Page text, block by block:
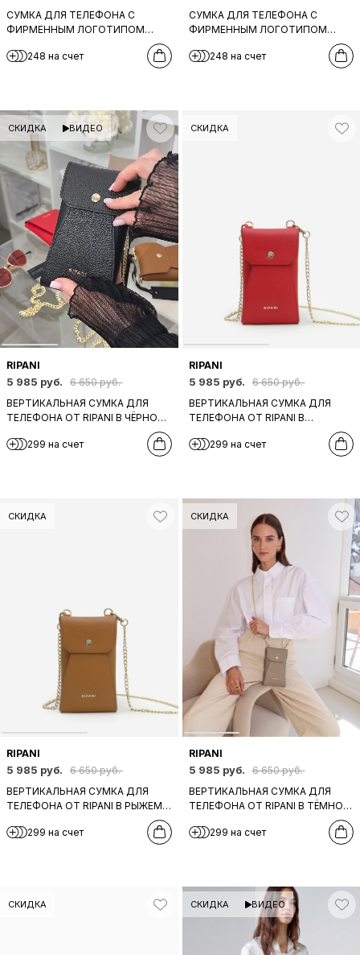
СУМКА ДЛЯ ТЕЛЕФОНА C
ФИРМЕННЫМ ЛОГОТИПОМ
FOLLE ИЗ НАТУРАЛЬНОЙ КОЖИ
ЦВЕТА МАРМО
248 на счет
СУМКА ДЛЯ ТЕЛЕФОНА C
ФИРМЕННЫМ ЛОГОТИПОМ
FOLLE ИЗ НАТУРАЛЬНОЙ КОЖИ
БЕЖЕВОГО ЦВЕТА
248 на счет
СКИДКА ВИДЕО
RIPANI
5 985 руб.
6 650 руб.
ВЕРТИКАЛЬНАЯ СУМКА ДЛЯ
ТЕЛЕФОНА ОТ RIPANI В ЧЁРНОМ
299 на счет
СКИДКА
RIPANI
5 985 руб.
6 650 руб.
ВЕРТИКАЛЬНАЯ СУМКА ДЛЯ
ТЕЛЕФОНА ОТ RIPANI В
299 на счет
СКИДКА
RIPANI
5 985 руб.
6 650 руб.
ВЕРТИКАЛЬНАЯ СУМКА ДЛЯ
ТЕЛЕФОНА ОТ RIPANI В РЫЖЕМ
299 на счет
СКИДКА
RIPANI
5 985 руб.
6 650 руб.
ВЕРТИКАЛЬНАЯ СУМКА ДЛЯ
ТЕЛЕФОНА ОТ RIPANI В ТЁМНО-
299 на счет
СКИДКА СКИДКА ВИДЕО